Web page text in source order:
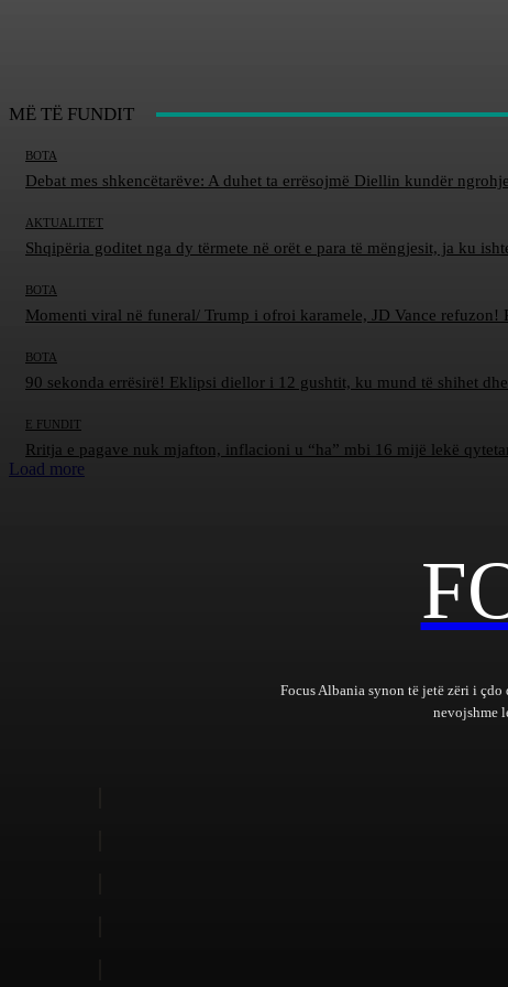
MË TË FUNDIT
BOTA
Debat mes shkencëtarëve: A duhet ta errësojmë Diellin kundër
AKTUALITET
Shqipëria goditet nga dy tërmete në orët e para të mëngjesit, ja ku
BOTA
Momenti viral në funeral/ Trump i ofroi karamele, JD Vance refuzon!
BOTA
90 sekonda errësirë! Eklipsi diellor i 12 gushtit, ku mund të shihet
E FUNDIT
Rritja e pagave nuk mjafton, inflacioni u “ha” mbi 16 mijë lekë
Load more
Focus Albania synon të jetë zëri i
nevojshme